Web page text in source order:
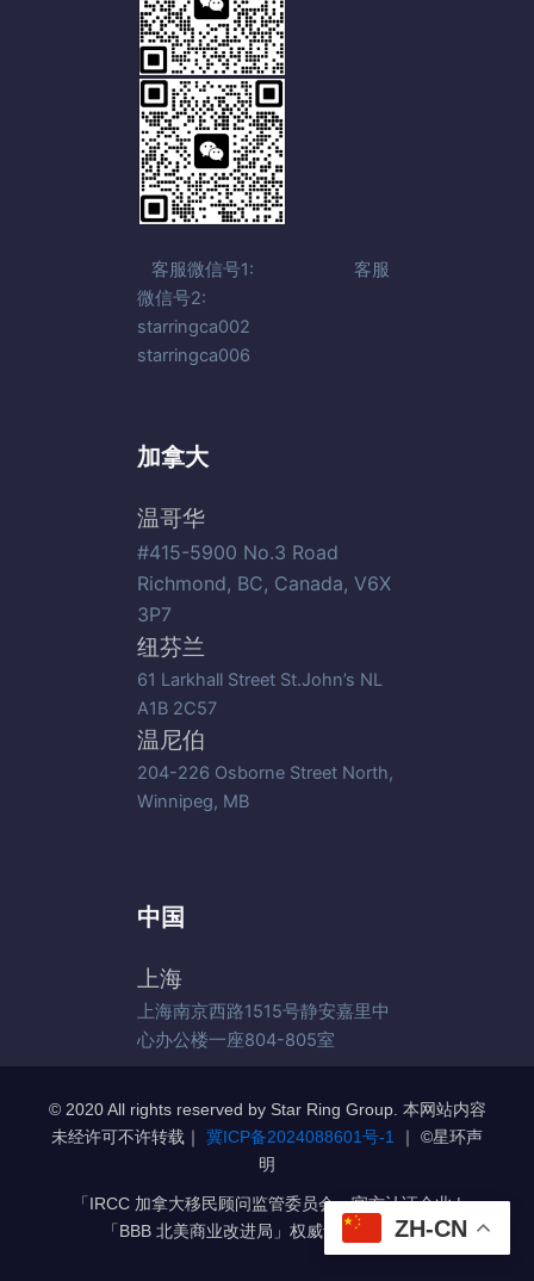
客服微信号1: 客服
微信号2:
starringca002
starringca006
加拿大
温哥华
#415-5900 No.3 Road
Richmond, BC, Canada, V6X
3P7
纽芬兰
61 Larkhall Street St.John’s NL
A1B 2C57
温尼伯
204-226 Osborne Street North,
Winnipeg, MB
中国
上海
上海南京西路1515号静安嘉里中
心办公楼一座804-805室
© 2020 All rights reserved by Star Ring Group. 本网站内容
未经许可不许转载｜ 冀ICP备2024088601号-1
｜ ©️星环声
明
「IRCC 加拿大移民顾问监管委员会」官方认证企业 |
「BBB 北美商业改进局」权威认证 A+级企业ZH-CN